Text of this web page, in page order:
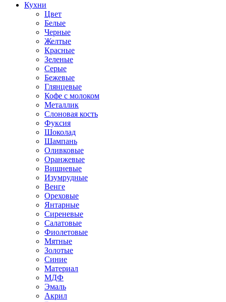
Кухни
Цвет
Белые
Черные
Желтые
Красные
Зеленые
Серые
Бежевые
Глянцевые
Кофе с молоком
Металлик
Слоновая кость
Фуксия
Шоколад
Шампань
Оливковые
Оранжевые
Вишневые
Изумрудные
Венге
Ореховые
Янтарные
Сиреневые
Салатовые
Фиолетовые
Мятные
Золотые
Синие
Материал
МДФ
Эмаль
Акрил